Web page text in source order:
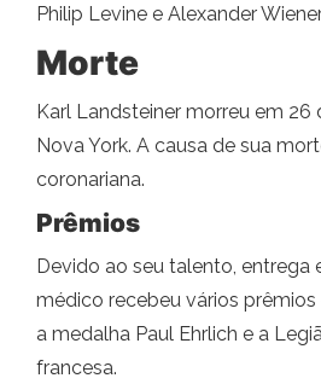
Philip Levine e Alexander
Morte
Karl Landsteiner morreu em 26
Nova York. A causa de sua
coronariana.
Prêmios
Devido ao seu talento, entrega
médico recebeu vários prêmios
a medalha Paul Ehrlich e a
francesa.